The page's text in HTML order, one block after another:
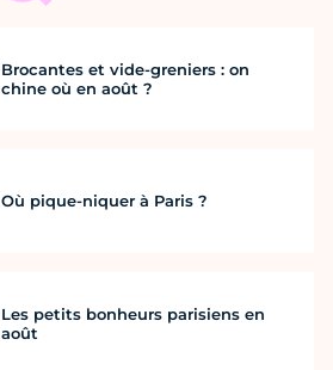
Brocantes et vide-greniers : on
chine où en août ?
Où pique-niquer à Paris ?
Les petits bonheurs parisiens en
août